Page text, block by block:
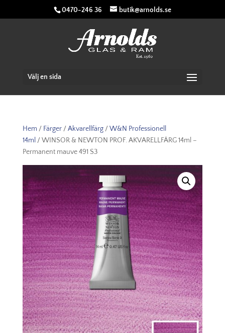
0470-246 36 butik@arnolds.se
Välj en sida
Hem / Färger/Akvarellfärg/W&N Professionell
14ml / WINSOR & NEWTON PROF. AKVARELLFÄRG 14ml –
Permanent mauve 491 S3